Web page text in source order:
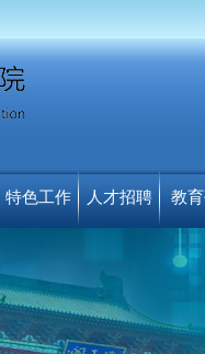
特色工作 人才招聘 教